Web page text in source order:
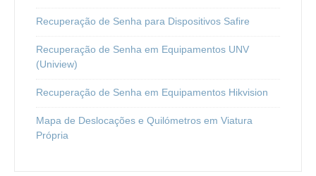
Recuperação de Senha para Dispositivos Safire
Recuperação de Senha em Equipamentos UNV
(Uniview)
Recuperação de Senha em Equipamentos Hikvision
Mapa de Deslocações e Quilómetros em Viatura
Própria